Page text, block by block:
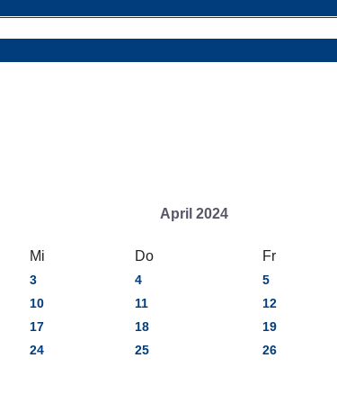
April 2024
Mi Do Fr
3 4 5
10
11 12
17
18 19
24
25 26